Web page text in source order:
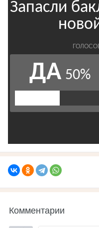
Комментарии